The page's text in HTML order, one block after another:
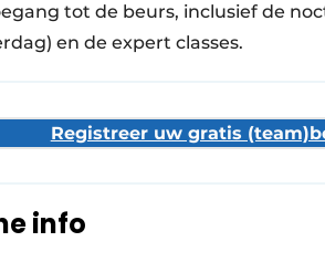
tot de beurs, inclusief de
en de expert classes.
Registreer uw gratis
info